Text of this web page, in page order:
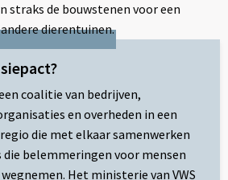
straks de bouwstenen voor een
dierentuinen.
coalitie van bedrijven,
en overheden in een
die met elkaar samenwerken
belemmeringen voor mensen
Het ministerie van VWS